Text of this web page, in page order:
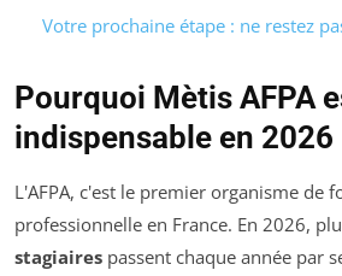
Votre prochaine étape : ne restez
Pourquoi Mètis AFPA
indispensable en 2026
L'AFPA, c'est le premier organisme de
professionnelle en France. En 2026,
stagiaires passent chaque année par